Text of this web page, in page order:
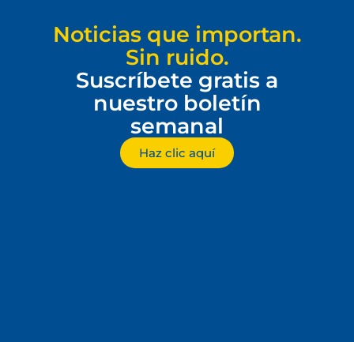
Noticias que importan.
Sin ruido.
Suscríbete gratis a
nuestro boletín
semanal
Haz clic aquí